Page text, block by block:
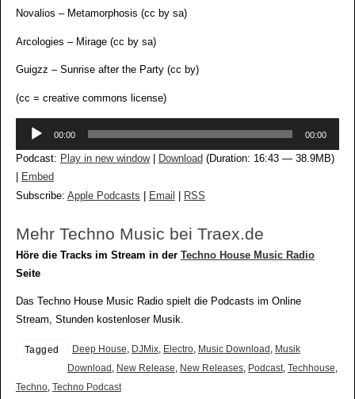
Novalios – Metamorphosis (cc by sa)
Arcologies – Mirage (cc by sa)
Guigzz – Sunrise after the Party (cc by)
(cc = creative commons license)
Audio-
00:00 00:00
Podcast: Play in new window| Download (Duration: 16:43 — 38.9MB)
Embed
Subscribe: Apple Podcasts Email RSS
Mehr Techno Music bei Traex.de
Höre die Tracks im Stream in der Techno House Music Radio
Seite
Das Techno House Music Radio spielt die Podcasts im Online
Stream, Stunden kostenloser Musik.
Tagged Deep House, DJMix, Electro, Music Download, Musik
Download, New Release, New Releases, Podcast, Techhouse,
Techno, Techno Podcast